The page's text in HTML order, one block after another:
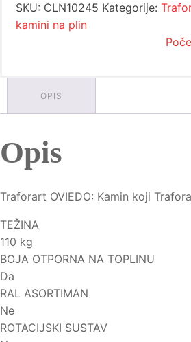
SKU: CLN10245 Kategorije:
kamini na plin
OPIS
Opis
Traforart OVIEDO: Kamin koji
TEŽINA
110 kg
BOJA OTPORNA NA TOPLINU
Da
RAL ASORTIMAN
Ne
ROTACIJSKI SUSTAV